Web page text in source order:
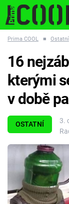
ESCAPE
Témata
Filmy
Seriály
Prima COOL ■ Ostatní
OSTATNÍ
3.
16
kterými
v době